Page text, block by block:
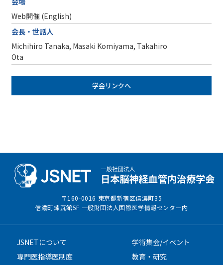
Web開催 (English)
会長・世話人
Michihiro Tanaka, Masaki Komiyama, Takahiro
Ota
学会リンクへ
〒160-0016 東京都新宿区信濃町35
信濃町煉瓦館5F 一般財団法人国際医学情報センター内
JSNETについて
学術集会/イベント
専門医指導医制度
教育・研究